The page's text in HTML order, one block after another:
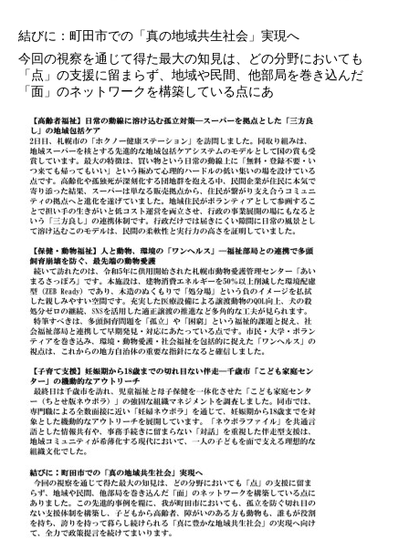
結びに：町田市での「真の地域共生社会」実現へ
今回の視察を通じて得た最大の知見は、どの分野においても
「点」の支援に留まらず、地域や民間、他部局を巻き込んだ
「面」のネットワークを構築している点にあ